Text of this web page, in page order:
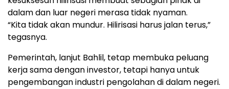
dalam dan luar negeri merasa tidak nyaman.
“Kita tidak akan mundur. Hilirisasi harus jalan terus,”
tegasnya.
Pemerintah, lanjut Bahlil, tetap membuka peluang
kerja sama dengan investor, tetapi hanya untuk
pengembangan industri pengolahan di dalam negeri.